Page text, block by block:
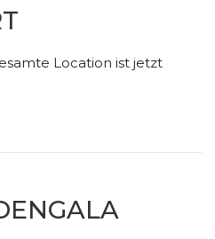
Location ist jetzt